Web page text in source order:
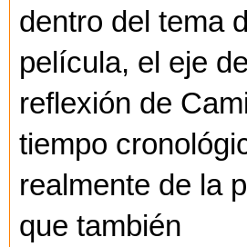
dentro del tema
película, el eje de
reflexión de
tiempo
realmente de la
que también